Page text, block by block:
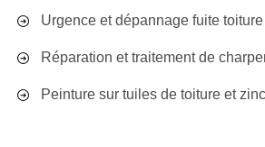
Urgence et dépannage fuite
Réparation et traitement de
Peinture sur tuiles de toiture et